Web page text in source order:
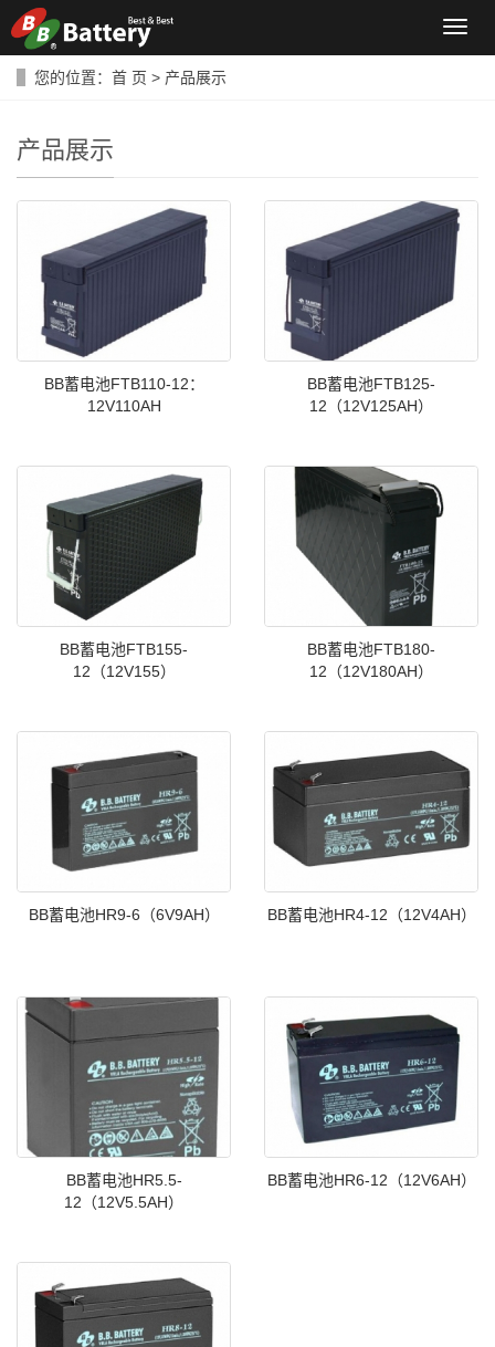
导
您的位置： 首 页 > 产品展示
产品展示
BB蓄电池FTB110-12：
12V110AH
BB蓄电池FTB125-
12（12V125AH）
BB蓄电池FTB155-
12（12V155）
BB蓄电池FTB180-
12（12V180AH）
BB蓄电池HR9-6（6V9AH） BB蓄电池HR4-12（12V4AH）
BB蓄电池HR5.5-
12（12V5.5AH）
BB蓄电池HR6-12（12V6AH）